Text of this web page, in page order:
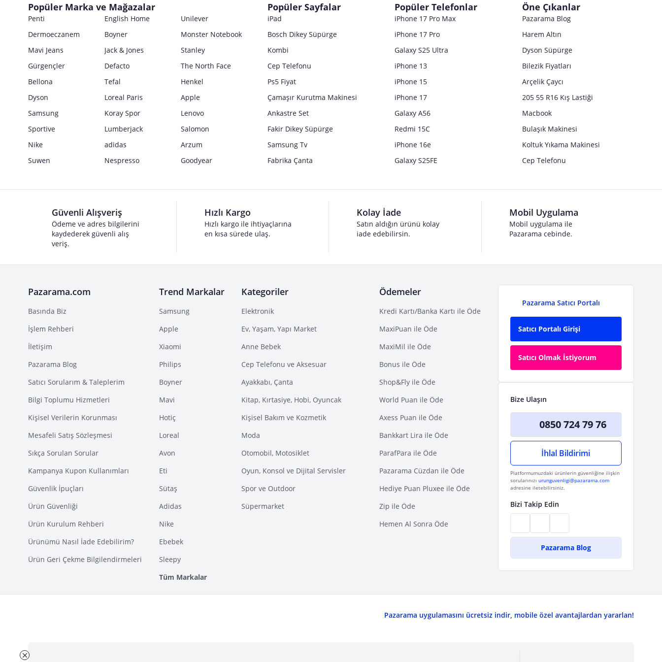
Popüler Marka ve Mağazalar
Penti English Home
Unilever
Dermoeczanem
Boyner
Monster Notebook
Mavi Jeans
Jack & Jones
Stanley
Gürgençler
Defacto
The North Face
Bellona
Tefal
Henkel
Dyson
Loreal Paris
Apple
Samsung
Koray Spor
Lenovo
Sportive
Lumberjack
Salomon
Nike
adidas
Arzum
Suwen
Nespresso Goodyear
Popüler Sayfalar
iPad
Bosch Dikey Süpürge
Kombi
Cep Telefonu
Ps5 Fiyat
Çamaşır Kurutma Makinesi
Ankastre Set
Fakir Dikey Süpürge
Samsung Tv
Fabrika Çanta
Popüler Telefonlar
iPhone 17 Pro Max
iPhone 17 Pro
Galaxy S25 Ultra
iPhone 13
iPhone 15
iPhone 17
Galaxy A56
Redmi 15C
iPhone 16e
Galaxy S25FE
Öne Çıkanlar
Pazarama Blog
Harem Altın
Dyson Süpürge
Bilezik Fiyatları
Arçelik Çaycı
205 55 R16 Kış Lastiği
Macbook
Bulaşık Makinesi
Koltuk Yıkama Makinesi
Cep Telefonu
Güvenli Alışveriş
Ödeme ve adres bilgilerini
kaydederek güvenli alış
veriş.
Hızlı Kargo
Hızlı kargo ile ihtiyaçlarına
en kısa sürede ulaş.
Kolay İade
Satın aldığın ürünü kolay
iade edebilirsin.
Mobil Uygulama
Mobil uygulama ile
Pazarama cebinde.
Pazarama.com
Basında Biz
İşlem Rehberi
İletişim
Pazarama Blog
Satıcı Sorularım & Taleplerim
Bilgi Toplumu Hizmetleri
Kişisel Verilerin Korunması
Mesafeli Satış Sözleşmesi
Sıkça Sorulan Sorular
Kampanya Kupon Kullanımları
Güvenlik İpuçları
Ürün Güvenliği
Ürün Kurulum Rehberi
Ürünümü Nasıl İade Edebilirim?
Ürün Geri Çekme Bilgilendirmeleri
Trend Markalar
Samsung
Apple
Xiaomi
Philips
Boyner
Mavi
Hotiç
Loreal
Avon
Eti
Sütaş
Adidas
Nike
Ebebek
Sleepy
Tüm Markalar
Kategoriler
Elektronik
Ev, Yaşam, Yapı Market
Anne Bebek
Cep Telefonu ve Aksesuar
Ayakkabı, Çanta
Kitap, Kırtasiye, Hobi, Oyuncak
Kişisel Bakım ve Kozmetik
Moda
Otomobil, Motosiklet
Oyun, Konsol ve Dijital Servisler
Spor ve Outdoor
Süpermarket
Ödemeler
Kredi Kartı/Banka Kartı ile Öde
MaxiPuan ile Öde
MaxiMil ile Öde
Bonus ile Öde
Shop&Fly ile Öde
World Puan ile Öde
Axess Puan ile Öde
Bankkart Lira ile Öde
ParafPara ile Öde
Pazarama Cüzdan ile Öde
Hediye Puan Pluxee ile Öde
Zip ile Öde
Hemen Al Sonra Öde
Pazarama Satıcı Portalı
Satıcı Portalı Girişi
Satıcı Olmak İstiyorum
Bize Ulaşın
0850 724 79 76
İhlal Bildirimi
Platformumuzdaki ürünlerin güvenliğine ilişkin
sorularınızı urunguvenligi@pazarama.com
adresine iletebilirsiniz.
Bizi Takip Edin
Pazarama Blog
Pazarama uygulamasını ücretsiz indir, mobile özel avantajlardan yararlan!